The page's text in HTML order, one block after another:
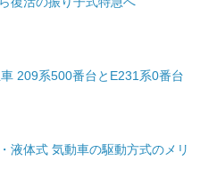
209系500番台とE231系0番台
液体式 気動車の駆動方式のメリ